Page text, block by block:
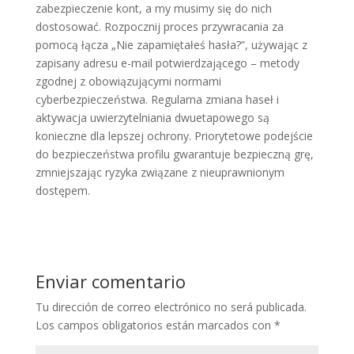
zabezpieczenie kont, a my musimy się do nich
dostosować. Rozpocznij proces przywracania za
pomocą łącza „Nie zapamiętałeś hasła?”, używając z
zapisany adresu e-mail potwierdzającego – metody
zgodnej z obowiązującymi normami
cyberbezpieczeństwa. Regularna zmiana haseł i
aktywacja uwierzytelniania dwuetapowego są
konieczne dla lepszej ochrony. Priorytetowe podejście
do bezpieczeństwa profilu gwarantuje bezpieczną grę,
zmniejszając ryzyka związane z nieuprawnionym
dostępem.
Enviar comentario
Tu dirección de correo electrónico no será publicada.
Los campos obligatorios están marcados con *